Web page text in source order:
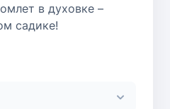
в духовке –
садике!